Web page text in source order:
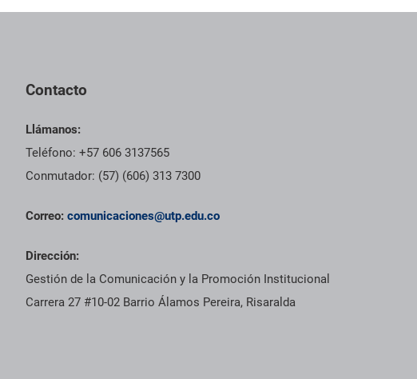
Contacto
Llámanos:
Teléfono: +57 606 3137565
Conmutador: (57) (606) 313 7300
Correo: comunicaciones@utp.edu.co
Dirección:
Gestión de la Comunicación y la Promoción Institucional
Carrera 27 #10-02 Barrio Álamos Pereira, Risaralda